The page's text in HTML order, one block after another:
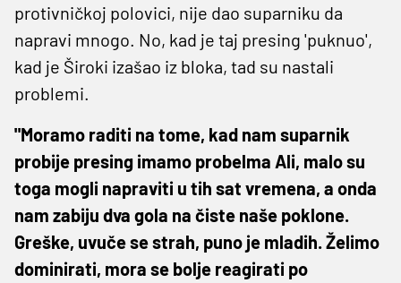
protivničkoj polovici, nije dao suparniku da
napravi mnogo. No, kad je taj presing 'puknuo',
kad je Široki izašao iz bloka, tad su nastali
problemi.
"Moramo raditi na tome, kad nam suparnik
probije presing imamo probelma Ali, malo su
toga mogli napraviti u tih sat vremena, a onda
nam zabiju dva gola na čiste naše poklone.
Greške, uvuče se strah, puno je mladih. Želimo
dominirati, mora se bolje reagirati po